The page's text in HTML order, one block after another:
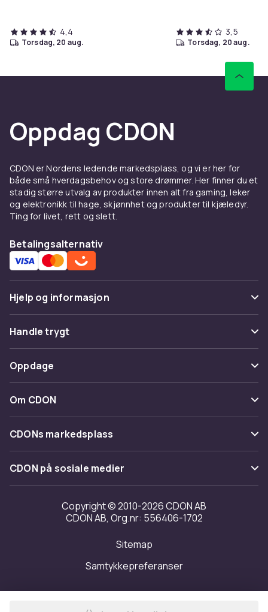
4,4
torsdag, 20 aug.
3,5
torsdag, 20 aug.
Oppdag CDON
CDON er Nordens ledende markedsplass, og vi er her for
både små hverdagsbehov og store drømmer. Her finner du et
stadig større utvalg av produkter innen alt fra gaming, leker
og elektronikk til hage, skjønnhet og produkter til kjæledyr.
Ting for livet, rett og slett.
Betalingsalternativ
Hjelp og informasjon
Vanlige spørsmål
Spor pakke
Angre & returner her
Kontakt oss
Handle trygt
Betaling
Levering
Tilbakekallinger
Oppdage
Kategorier
Varemerker
Om CDON
Om oss
Kundeanmeldelser
Jobbe på CDON
Investor relations
Tilgjengelighet
CDONs markedsplass
Merchant Help Center
CDON på sosiale medier
Copyright © 2010-2026 CDON AB
CDON AB, Org.nr: 556406-1702
Sitemap
Samtykkepreferanser